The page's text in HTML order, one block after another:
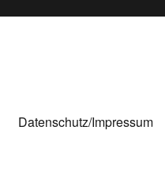
Datenschutz/Impressum